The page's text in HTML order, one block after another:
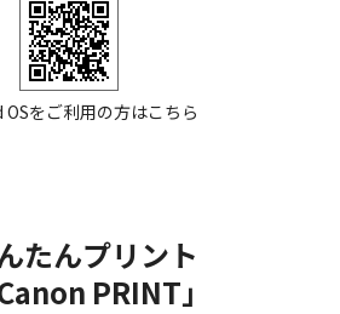
をご利用の方はこちら
たんプリント
PRINT」